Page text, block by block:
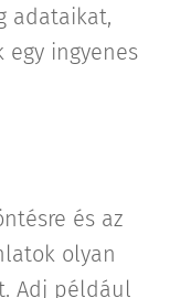
adataikat,
ingyenes
és az
olyan
Adj például